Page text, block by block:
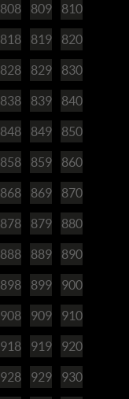
808 809 810
818 819 820
828 829 830
838 839 840
848 849 850
858 859 860
868 869 870
878 879 880
888 889 890
898 899 900
908 909 910
918 919 920
928 929 930